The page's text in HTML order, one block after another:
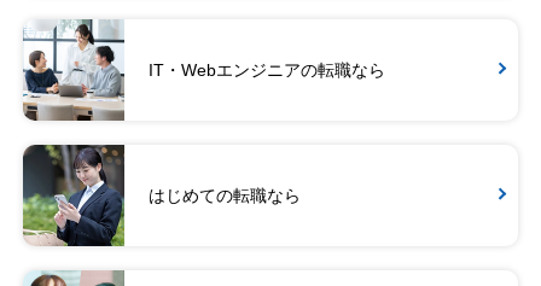
IT・Webエンジニアの転職なら
はじめての転職なら